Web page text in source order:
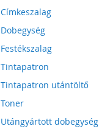
Címkeszalag
Dobegység
Festékszalag
Tintapatron
Tintapatron utántöltő
Toner
Utángyártott dobegység